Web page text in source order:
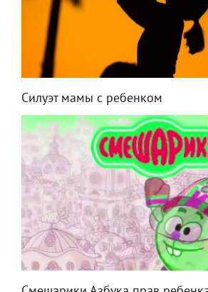
Силуэт мамы с ребенком